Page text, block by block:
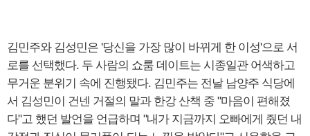
김민주와 김성민은 '당신을 가장 많이 바뀌게 한 이성'으로 서
로를 선택했다. 두 사람의 쇼룸 데이트는 시종일관 어색하고
무거운 분위기 속에 진행됐다. 김민주는 전날 남양주 식당에
서 김성민이 건넨 거절의 말과 한강 산책 중 "마음이 편해졌
다"고 했던 발언을 언급하며 "내가 지금까지 오빠에게 줬던 내